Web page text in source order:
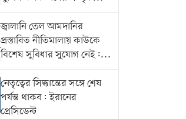
জ্বালানি তেল আমদানির
প্রস্তাবিত নীতিমালায় কাউকে
বিশেষ সুবিধার সুযোগ নেই:...
নেতৃত্বের সিদ্ধান্তের সঙ্গে শেষ
পর্যন্ত থাকব: ইরানের
প্রেসিডেন্ট